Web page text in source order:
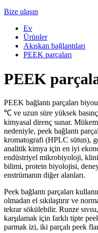
Bize ulaşın
Ev
Ürünler
Akışkan bağlantıları
PEEK parçaları
PEEK
PEEK bağlantı parçaları
℃ ve uzun süre yüksek
kimyasal direnç sunar.
nedeniyle, peek bağlantı
kromatografi (HPLC sütun),
analitik kimya için en iyi
endüstriyel mikrobiyoloji,
bilimi, protein biyolojisi,
enstrümanın diğer alanları.
Peek bağlantı parçaları
olmadan el sıkılaştırır ve
tekrar sökülebilir. Runze
karşılamak için farklı tipte
parmak izi, iki parçalı peek